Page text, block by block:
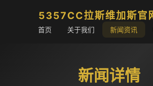
5357CC拉斯维加斯官
首页 关于我们 新闻资讯
新闻详情